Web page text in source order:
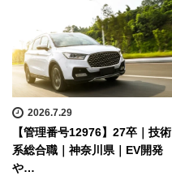
2026.7.29
【管理番号12976】27卒｜技術
系総合職｜神奈川県｜EV開発
や…